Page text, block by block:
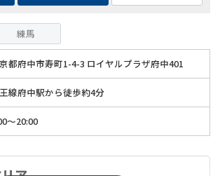
練馬
都府中市寿町1-4-3 ロイヤルプラザ府中401
線府中駅から徒歩約4分
～20:00